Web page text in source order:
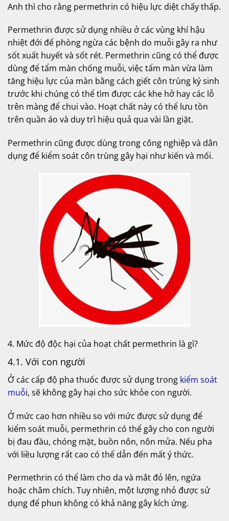
Anh thì cho rằng permethrin có hiệu lực diệt chấy thấp.
Permethrin được sử dụng nhiều ở các vùng khí hậu
nhiệt đới để phòng ngừa các bệnh do muỗi gây ra như
sốt xuất huyết và sốt rét. Permethrin cũng có thể được
dùng để tẩm màn chống muỗi, việc tẩm màn vừa làm
tăng hiệu lực của màn bằng cách giết côn trùng ký sinh
trước khi chúng có thể tìm được các khe hở hay các lỗ
trên màng để chui vào. Hoạt chất này có thể lưu tồn
trên quần áo và duy trì hiệu quả qua vài lần giặt.
Permethrin cũng được dùng trong công nghiệp và dân
dụng để kiểm soát côn trùng gây hại như kiến và mối.
4. Mức độ độc hại của hoạt chất permethrin là gì?
4.1. Với con người
Ở các cấp độ pha thuốc được sử dụng trong kiểm soát
muỗi, sẽ không gây hại cho sức khỏe con người.
Ở mức cao hơn nhiều so với mức được sử dụng để
kiểm soát muỗi, permethrin có thể gây cho con người
bị đau đầu, chóng mặt, buồn nôn, nôn mửa. Nếu pha
với liều lượng rất cao có thể dẫn đến mất ý thức.
Permethrin có thể làm cho da và mắt đỏ lên, ngứa
hoặc châm chích. Tuy nhiên, một lượng nhỏ được sử
dụng để phun không có khả năng gây kích ứng.